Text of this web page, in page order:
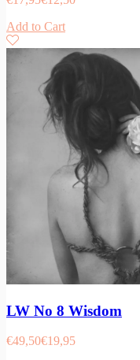
Add to Cart
LW No 8 Wisdom
€49,50€19,95